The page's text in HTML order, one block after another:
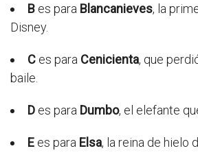
B es para Blancanieves, la
Disney.
C es para Cenicienta, que
baile.
D es para Dumbo, el elefante
E es para Elsa, la reina de hielo